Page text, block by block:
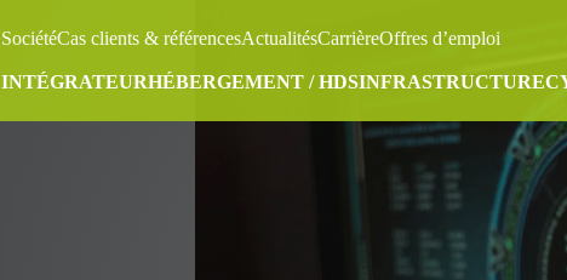
SociétéCas clients & référencesActualitésCarrièreOffres d’emploi
INTÉGRATEURHÉBERGEMENT / HDSINFRASTRUCTURE